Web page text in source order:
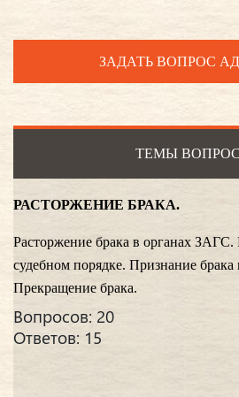
ЗАДАТЬ ВОПРОС
ТЕМЫ
РАСТОРЖЕНИЕ БРАКА.
Расторжение брака в органах ЗАГС.
судебном порядке. Признание
Прекращение брака.
Вопросов: 20
Ответов: 15